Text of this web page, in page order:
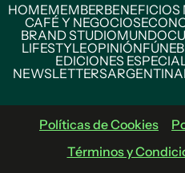
HOMEMEMBERBENEFICIOS
CAFÉ Y NEGOCIOS
BRAND STUDIOMUNDO
LIFESTYLEOPINIÓN
EDICIONES
NEWSLETTERSARGENTINA
Políticas de Cookies
Términos y